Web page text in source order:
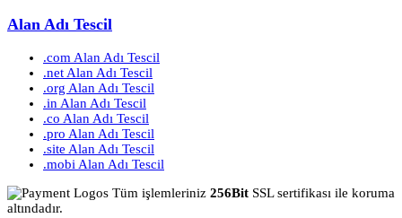
Alan Adı Tescil
.com Alan Adı Tescil
.net Alan Adı Tescil
.org Alan Adı Tescil
.in Alan Adı Tescil
.co Alan Adı Tescil
.pro Alan Adı Tescil
.site Alan Adı Tescil
.mobi Alan Adı Tescil
Tüm işlemleriniz 256Bit SSL sertifikası ile koruma
altındadır.